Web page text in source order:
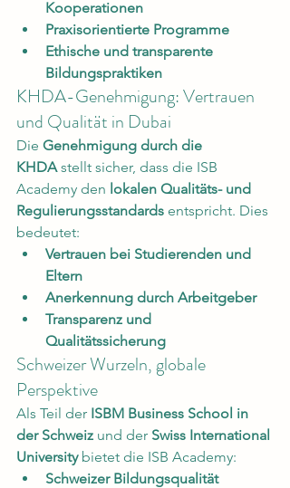
Kooperationen
Praxisorientierte Programme
Ethische und transparente
Bildungspraktiken
KHDA-Genehmigung: Vertrauen
und Qualität in Dubai
Die Genehmigung durch die
KHDA stellt sicher, dass die ISB
Academy den lokalen Qualitäts- und
Regulierungsstandards entspricht. Dies
bedeutet:
Vertrauen bei Studierenden und
Eltern
Anerkennung durch Arbeitgeber
Transparenz und
Qualitätssicherung
Schweizer Wurzeln, globale
Perspektive
Als Teil der ISBM Business School in
der Schweiz und der Swiss International
University bietet die ISB Academy:
Schweizer Bildungsqualität